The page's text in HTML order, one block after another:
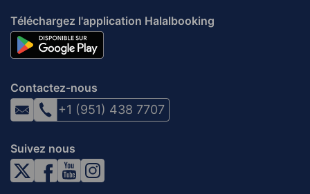
Téléchargez l'application Halalbooking
Contactez-nous
+1 (951) 438 7707
Suivez nous